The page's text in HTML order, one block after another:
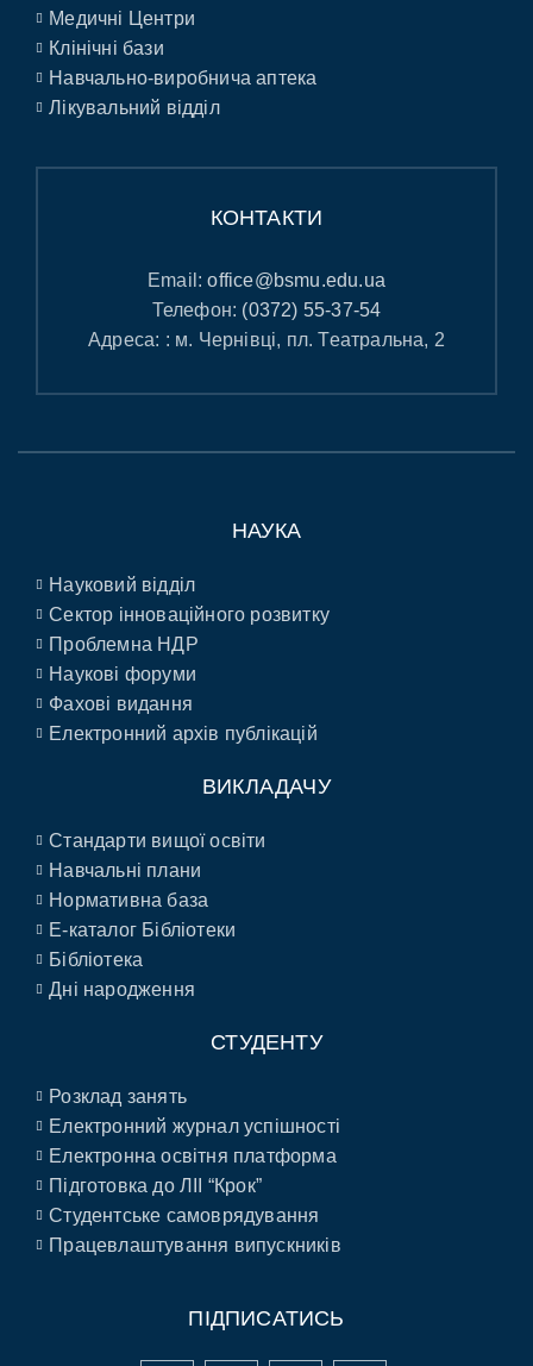
Медичні Центри
Клінічні бази
Навчально-виробнича аптека
Лікувальний відділ
КОНТАКТИ
Email:office@bsmu.edu.ua
Телефон: (0372) 55-37-54
Адреса: : м. Чернівці, пл. Театральна, 2
НАУКА
Науковий відділ
Сектор інноваційного розвитку
Проблемна НДР
Наукові форуми
Фахові видання
Електронний архів публікацій
ВИКЛАДАЧУ
Стандарти вищої освіти
Навчальні плани
Нормативна база
E-каталог Бібліотеки
Бібліотека
Дні народження
СТУДЕНТУ
Розклад занять
Електронний журнал успішності
Електронна освітня платформа
Підготовка до ЛІІ “Крок”
Студентське самоврядування
Працевлаштування випускників
ПІДПИСАТИСЬ